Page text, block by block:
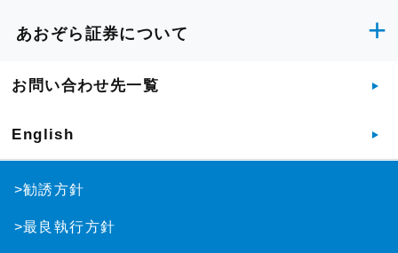
あおぞら証券について
お問い合わせ先一覧
English
>勧誘方針
>最良執行方針